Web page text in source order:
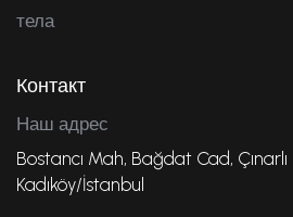
тела
Контакт
Наш адрес
Bostancı Mah, Bağdat Cad, Çınarlı
Kadıköy/İstanbul